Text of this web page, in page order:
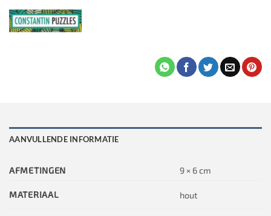
AANVULLENDE INFORMATIE
AFMETINGEN 9 × 6 cm
MATERIAAL hout